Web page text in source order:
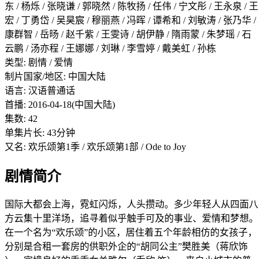
东 / 杨烁 / 张晓谦 / 郭晓然 / 陈牧扬 / 任伟 / 宁文彤 / 王永泉 / 王
宏 / 丁勇岱 / 吴昊宸 / 穆丽燕 / 冯晖 / 谭希和 / 刘敏涛 / 张乃华 /
康群智 / 岳旸 / 赵千紫 / 王雯诗 / 胡伊静 / 隋雨蒙 / 朱梦瑶 / 石
云鹏 / 汤亦程 / 王娜娜 / 刘琳 / 李雪婷 / 戴美虹 / 孙栋
类型: 剧情 / 爱情
制片国家/地区: 中国大陆
语言: 汉语普通话
首播: 2016-04-18(中国大陆)
集数: 42
单集片长: 43分钟
又名: 欢乐颂第1季 / 欢乐颂第1部 / Ode to Joy
剧情简介
国际大都会上海，霓虹闪烁，人头攒动。多少年轻人从四面八
方云集十里洋场，追寻着似乎触手可及的事业、爱情和梦想。
在一个名为“欢乐颂”的小区，居住着五个年龄相仿的女孩子，
分别是合租一套房的供职外企的“胡同公主”樊胜美（蒋欣饰